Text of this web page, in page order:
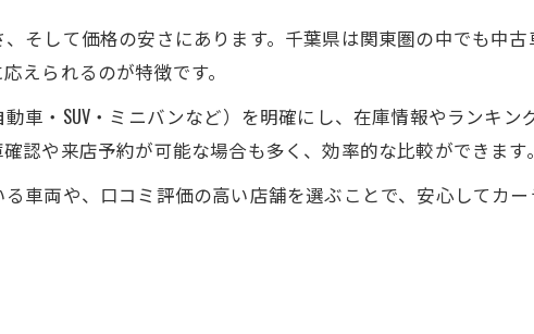
そして価格の安さにあります。千葉県は関東圏の中でも中
えられるのが特徴です。
車・SUV・ミニバンなど）を明確にし、在庫情報やランキン
や来店予約が可能な場合も多く、効率的な比較ができます。
車両や、口コミ評価の高い店舗を選ぶことで、安心してカ